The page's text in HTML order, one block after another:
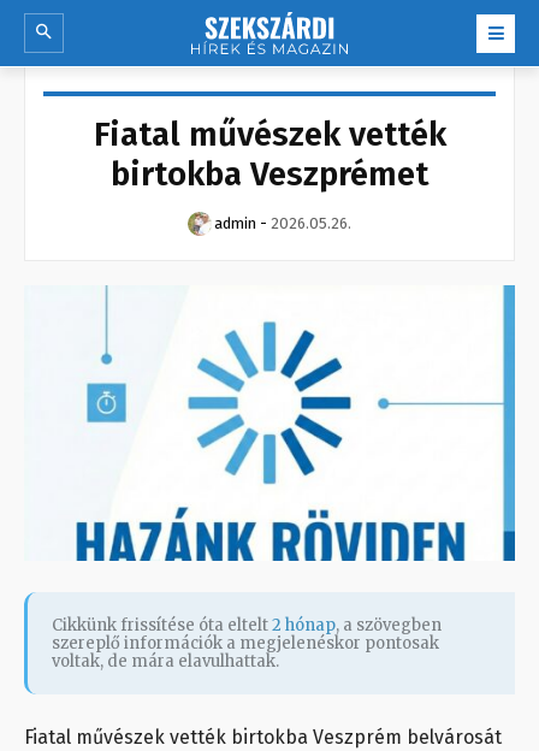
Fiatal művészek vették
birtokba Veszprémet
admin - 2026.05.26.
Cikkünk frissítése óta eltelt2 hónap, a szövegben
szereplő információk a megjelenéskor pontosak
voltak, de mára elavulhattak.
Fiatal művészek vették birtokba Veszprém belvárosát